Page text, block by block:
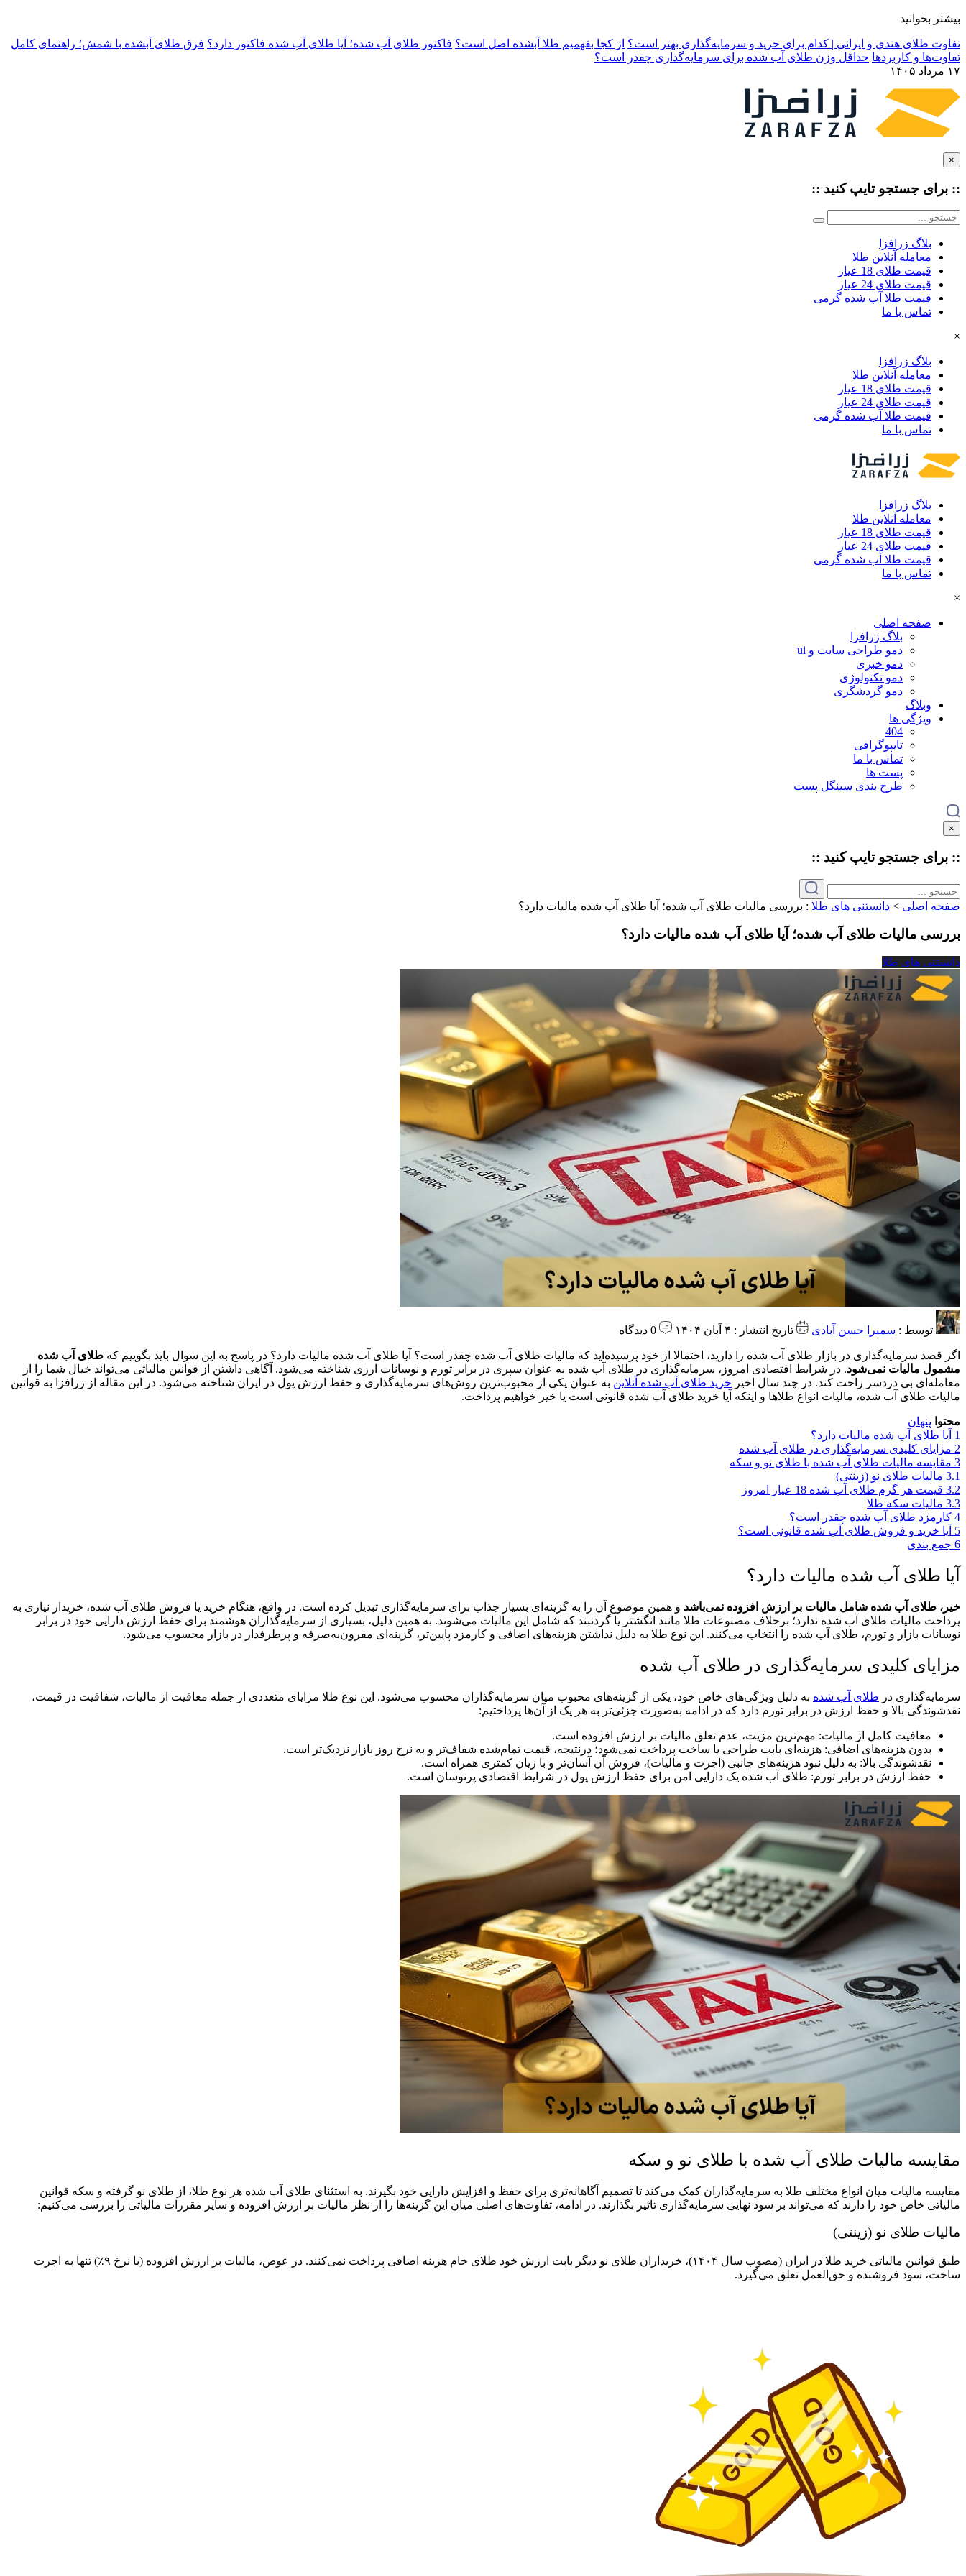
بیشتر بخوانید
تفاوت طلای هندی و ایرانی | کدام برای خرید و سرمایه‌گذاری بهتر است؟ از کجا بفهمیم طلا آبشده اصل است؟ فاکتور طلای آب شده؛ آیا طلای آب شده فاکتور دارد؟ فرق طلای آبشده با شمش؛ راهنمای کامل
تفاوت‌ها و کاربردها حداقل وزن طلای آب شده برای سرمایه‌گذاری چقدر است؟
۱۷ مرداد ۱۴۰۵
×
:: برای جستجو تایپکنید ::
بلاگ زرافزا
معامله آنلاین طلا
قیمت طلای 18 عیار
قیمت طلای 24 عیار
قیمت طلا آب شده گرمی
تماس با ما
×
بلاگ زرافزا
معامله آنلاین طلا
قیمت طلای 18 عیار
قیمت طلای 24 عیار
قیمت طلا آب شده گرمی
تماس با ما
بلاگ زرافزا
معامله آنلاین طلا
قیمت طلای 18 عیار
قیمت طلای 24 عیار
قیمت طلا آب شده گرمی
تماس با ما
×
صفحه اصلی
بلاگ زرافزا
دمو طراحی سایت و ui
دمو خبری
دمو تکنولوژی
دمو گردشگری
وبلاگ
ویژگی ها
404
تایپوگرافی
تماس با ما
پست ها
طرح بندی سینگل پست
×
:: برای جستجو تایپکنید ::
صفحه اصلی > دانستنی های طلا : بررسی مالیات طلای آب شده؛ آیا طلای آب شده مالیات دارد؟
بررسی مالیات طلای آب شده؛ آیا طلای آب شده مالیات دارد؟
دانستنی های طلا
توسط : سمیرا حسن آبادی تاریخ انتشار : ۴ آبان ۱۴۰۴
اگر قصد سرمایه‌گذاری در بازار طلای آب شده را دارید، احتمالا از خود پرسیده‌اید که مالیات طلای آب شده چقدر است؟ آیا طلای آب شده مالیات دارد؟ در پاسخ به این سوال باید بگوییم که طلای آب شده
مشمول مالیات نمی‌شود. در شرایط اقتصادی امروز، سرمایه‌گذاری در طلای آب شده به عنوان سپری در برابر تورم و نوسانات ارزی شناخته می‌شود. آگاهی داشتن از قوانین مالیاتی می‌تواند خیال شما را از
معامله‌ای بی دردسر راحت کند. در چند سال اخیر خرید طلای آب شده آنلاین به عنوان یکی از محبوب‌ترین روش‌های سرمایه‌گذاری و حفظ ارزش پول در ایران شناخته می‌شود. در این مقاله از زرافزا به قوانین
مالیات طلای آب شده، مالیات انواع طلاها و اینکه آیا خرید طلای آب شده قانونی است یا خیر خواهیم پرداخت.
محتوا پنهان
1 آيا طلای آب شده مالیات دارد؟
2 مزایای کلیدی سرمایه‌گذاری در طلای آب شده
3 مقایسه مالیات طلای آب شده با طلای نو و سکه
3.1 مالیات طلای نو (زینتی)
3.2 قیمت هر گرم طلای آب شده 18 عیار امروز
3.3 مالیات سکه طلا
4 کارمزد طلای آب شده چقدر است؟
5 آیا خرید و فروش طلای آب شده قانونی است؟
6 جمع بندی
آيا طلای آب شده مالیات دارد؟
خیر، طلای آب شده شامل مالیات بر ارزش افزوده نمی‌باشد و همین موضوع آن را به گزینه‌ای بسیار جذاب برای سرمایه‌گذاری تبدیل کرده است. در واقع، هنگام خرید یا فروش طلای آب شده، خریدار نیازی به
پرداخت مالیات طلای آب شده ندارد؛ برخلاف مصنوعات طلا مانند انگشتر یا گردنبند که شامل این مالیات می‌شوند. به همین دلیل، بسیاری از سرمایه‌گذاران هوشمند برای حفظ ارزش دارایی خود در برابر
نوسانات بازار و تورم، طلای آب شده را انتخاب می‌کنند. این نوع طلا به دلیل نداشتن هزینه‌های اضافی و کارمزد پایین‌تر، گزینه‌ای مقرون‌به‌صرفه و پرطرفدار در بازار محسوب می‌شود.
مزایای کلیدی سرمایه‌گذاری در طلای آب شده
سرمایه‌گذاری در طلای آب شده به دلیل ویژگی‌های خاص خود، یکی از گزینه‌های محبوب میان سرمایه‌گذاران محسوب می‌شود. این نوع طلا مزایای متعددی از جمله معافیت از مالیات، شفافیت در قیمت،
نقدشوندگی بالا و حفظ ارزش در برابر تورم دارد که در ادامه به‌صورت جزئی‌تر به هر یک از آن‌ها پرداختیم:
معافیت کامل از مالیات: مهم‌ترین مزیت، عدم تعلق مالیات بر ارزش افزوده است.
بدون هزینه‌های اضافی: هزینه‌ای بابت طراحی یا ساخت پرداخت نمی‌شود؛ درنتیجه، قیمت تمام‌شده شفاف‌تر و به نرخ روز بازار نزدیک‌تر است.
نقدشوندگی بالا: به دلیل نبود هزینه‌های جانبی (اجرت و مالیات)، فروش آن آسان‌تر و با زیان کمتری همراه است.
حفظ ارزش در برابر تورم: طلای آب شده یک دارایی امن برای حفظ ارزش پول در شرایط اقتصادی پرنوسان است.
مقایسه مالیات طلای آب شده با طلای نو و سکه
مقایسه مالیات میان انواع مختلف طلا به سرمایه‌گذاران کمک می‌کند تا تصمیم آگاهانه‌تری برای حفظ و افزایش دارایی خود بگیرند. به استثنای طلای آب شده هر نوع طلا، از طلای نو گرفته و سکه قوانین
مالیاتی خاص خود را دارند که می‌تواند بر سود نهایی سرمایه‌گذاری تاثیر بگذارند. در ادامه، تفاوت‌های اصلی میان این گزینه‌ها را از نظر مالیات بر ارزش افزوده و سایر مقررات مالیاتی را بررسی می‌کنیم:
مالیات طلای نو (زینتی)
طبق قوانین مالیاتی خرید طلا در ایران (مصوب سال ۱۴۰۴)، خریداران طلای نو دیگر بابت ارزش خود طلای خام هزینه اضافی پرداخت نمی‌کنند. در عوض، مالیات بر ارزش افزوده (با نرخ ۹٪) تنها به اجرت
ساخت، سود فروشنده و حق‌العمل تعلق می‌گیرد.